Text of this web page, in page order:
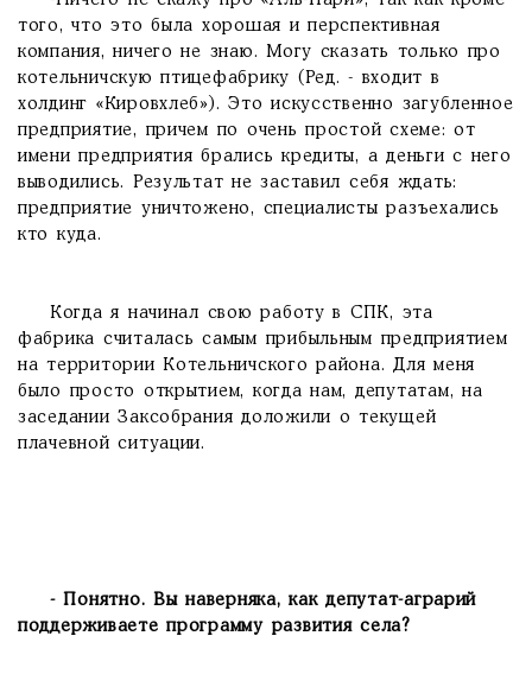
того, что это была хорошая и перспективная
компания, ничего не знаю. Могу сказать только про
котельничскую птицефабрику (Ред. - входит в
холдинг «Кировхлеб»). Это искусственно загубленное
предприятие, причем по очень простой схеме: от
имени предприятия брались кредиты, а деньги с него
выводились. Результат не заставил себя ждать:
предприятие уничтожено, специалисты разъехались
кто куда.
Когда я начинал свою работу в СПК, эта
фабрика считалась самым прибыльным предприятием
на территории Котельничского района. Для меня
было просто открытием, когда нам, депутатам, на
заседании Заксобрания доложили о текущей
плачевной ситуации.
- Понятно. Вы наверняка, как депутат-аграрий
поддерживаете программу развития села?